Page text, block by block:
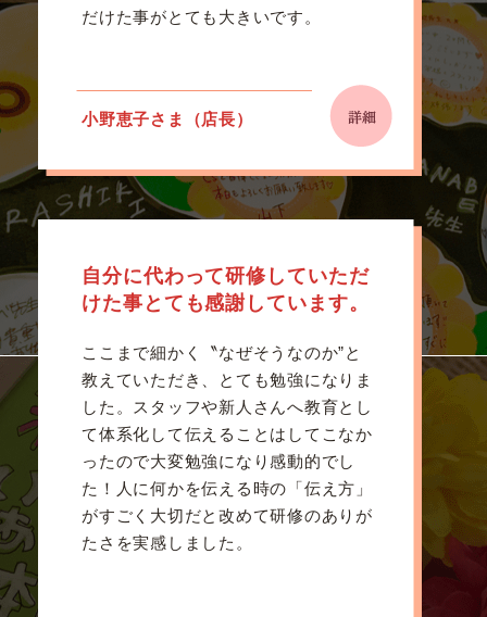
だけた事がとても大きいです。
小野恵子さま（店長）
自分に代わって研修していただ
けた事とても感謝しています。
ここまで細かく〝なぜそうなのか”と
教えていただき、とても勉強になりま
した。スタッフや新人さんへ教育とし
て体系化して伝えることはしてこなか
ったので大変勉強になり感動的でし
た！人に何かを伝える時の「伝え方」
がすごく大切だと改めて研修のありが
たさを実感しました。